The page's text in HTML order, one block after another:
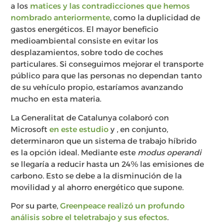
a los matices y las contradicciones que hemos
nombrado anteriormente, como la duplicidad de
gastos energéticos. El mayor beneficio
medioambiental consiste en evitar los
desplazamientos, sobre todo de coches
particulares. Si conseguimos mejorar el transporte
público para que las personas no dependan tanto
de su vehículo propio, estaríamos avanzando
mucho en esta materia.
La Generalitat de Catalunya colaboró con
Microsoften este estudio y , en conjunto,
determinaron que un sistema de trabajo híbrido
es la opción ideal. Mediante este modus operandi
se llegaría a reducir hasta un 24% las emisiones de
carbono. Esto se debe a la disminución de la
movilidad y al ahorro energético que supone.
Por su parte,Greenpeace realizó un profundo
análisis sobre el teletrabajo y sus efectos.